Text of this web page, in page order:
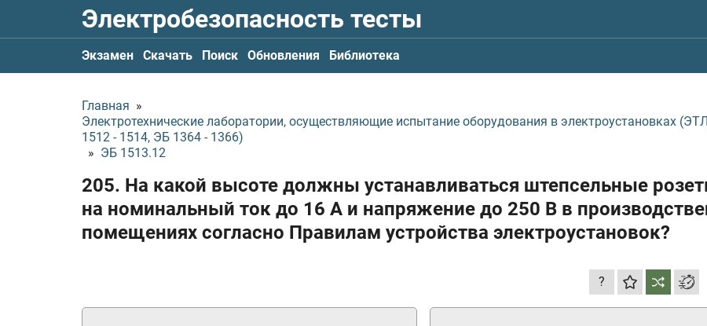
Электробезопасность тесты
Экзамен Скачать Поиск Обновления Библиотека
Главная »
Электротехнические лаборатории, осуществляющие испытание оборудования в электроустановках
1512 - 1514, ЭБ 1364 - 1366)
» ЭБ 1513.12
205. На какой высоте должны устанавливаться штепсельные
на номинальный ток до 16 А и напряжение до 250 В в
помещениях согласно Правилам устройства электроустановок?
?